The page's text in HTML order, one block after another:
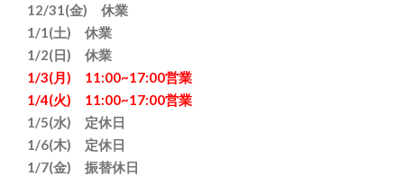
12/31(金) 休業
1/1(土) 休業
1/2(日) 休業
1/3(月) 11:00~17:00営業
1/4(火) 11:00~17:00営業
1/5(水) 定休日
1/6(木) 定休日
1/7(金) 振替休日